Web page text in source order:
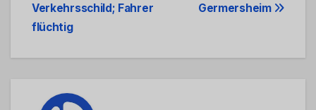
Germersheim
Verkehrsschild; Fahrer
flüchtig